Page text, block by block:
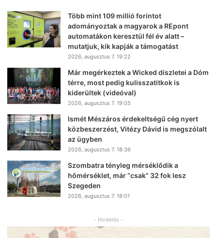
Több mint 109 millió forintot
adományoztak a magyarok a REpont
automatákon keresztül fél év alatt –
mutatjuk, kik kapják a támogatást
2026, augusztus 7. 19:22
Már megérkeztek a Wicked díszletei a Dóm
térre, most pedig kulisszatitkok is
kiderültek (videóval)
2026, augusztus 7. 19:05
Ismét Mészáros érdekeltségű cég nyert
közbeszerzést, Vitézy Dávid is megszólalt
az ügyben
2026, augusztus 7. 18:36
Szombatra tényleg mérséklődik a
hőmérséklet, már “csak” 32 fok lesz
Szegeden
2026, augusztus 7. 18:01
- Hirdetés -